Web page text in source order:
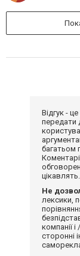
Відгук -
передати
багатьом
цікавлять.
Не
лексики,
компанії
сторонні